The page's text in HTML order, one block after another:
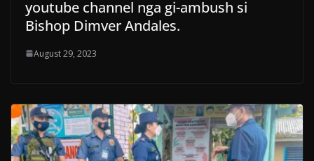
youtube channel nga gi-ambush si
Bishop Dimver Andales.
August 29, 2023